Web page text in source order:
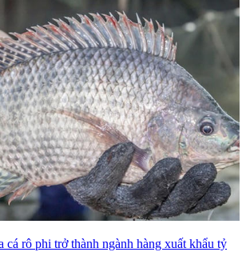
cá rô phi trở thành ngành hàng xuất khẩu tỷ